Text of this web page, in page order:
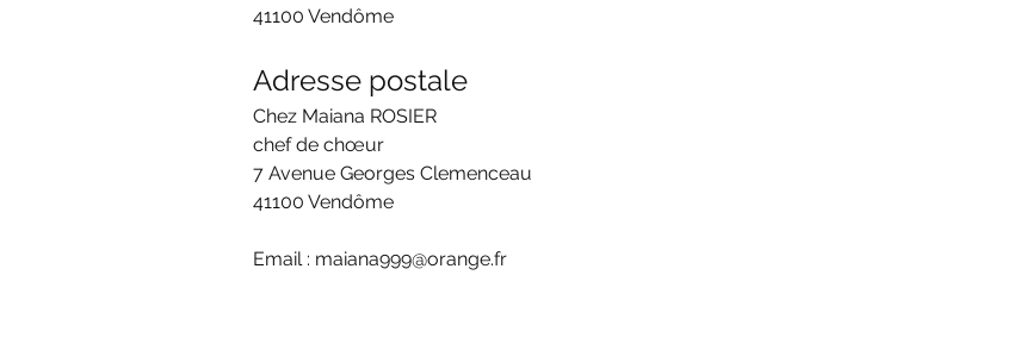
41100 Vendôme
Adresse postale
Chez Maiana ROSIER
chef de chœur
7 Avenue Georges Clemenceau
41100 Vendôme
Email : maiana999@orange.fr